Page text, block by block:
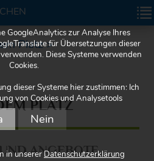
BUCHEN
Platz >
PLATZ
ANGEBOTE
GoogleAnalytics zur Analyse Ihres
für Übersetzungen dieser
Diese Systeme verwenden
Cookies.
dieser Systeme hier zustimmen: Ich
von Cookies und Analysetools
Nein
in unsererDatenschutzerklärung